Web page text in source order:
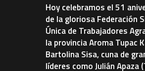
Hoy celebramos el 51
de la gloriosa Federación
Única de Trabajadores
la provincia Aroma Tupac
Bartolina Sisa, cuna de
líderes como Julián Apaza